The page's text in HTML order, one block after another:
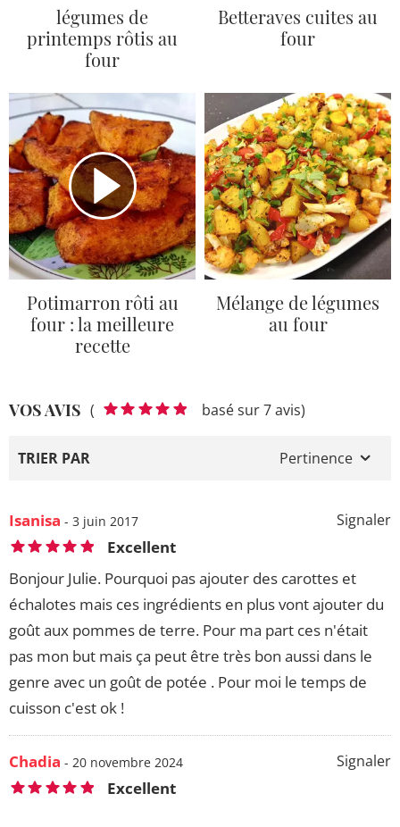
légumes de
printemps rôtis au
four
Betteraves cuites au
four
Potimarron rôti au
four : la meilleure
recette
Mélange de légumes
au four
VOS AVIS ( basé sur 7 avis)
TRIER PAR Pertinence
Signaler
Isanisa - 3 juin 2017
Excellent
Bonjour Julie. Pourquoi pas ajouter des carottes et
échalotes mais ces ingrédients en plus vont ajouter du
goût aux pommes de terre. Pour ma part ces n'était
pas mon but mais ça peut être très bon aussi dans le
genre avec un goût de potée . Pour moi le temps de
cuisson c'est ok !
Signaler
Chadia - 20 novembre 2024
Excellent